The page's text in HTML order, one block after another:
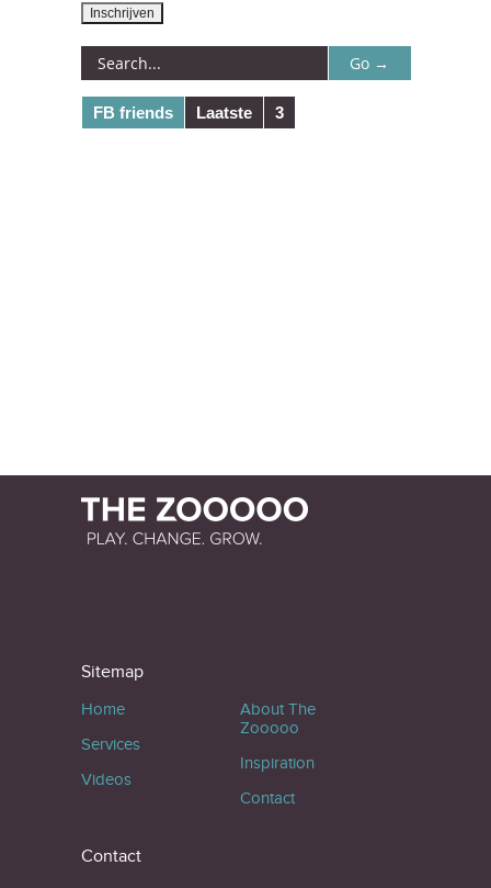
FB friends Laatste 3
Sitemap
Home
Services
Videos
About The
Zooooo
Inspiration
Contact
Contact